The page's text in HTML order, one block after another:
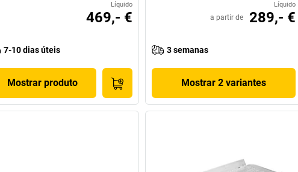
Líquido
469,- €
7-10 dias úteis
Mostrar produto
Líquido
a partir de 289,- €
3 semanas
Mostrar 2 variantes